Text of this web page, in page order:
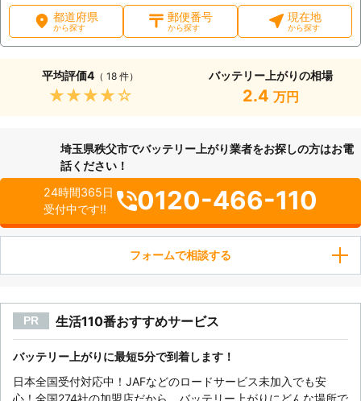
都道府県
から探す
郵便番号
から探す
現在地
から探す
平均評価4 （ 18 件）
★★★★★
バッテリー上がりの相場
2.4 万円
埼玉県秩父市でバッテリー上がり業者をお探しの方はお電
話ください！
24時間365日
受付中です!!
0120-466-110
フォームで相談する
PR 生活110番おすすめサービス
バッテリー上がりに最短5分で到着します！
日本全国受付対応中！JAFなどのロードサービス未加入でも安
心！全国274社の加盟店だから、バッテリー上がりにどんな場所で